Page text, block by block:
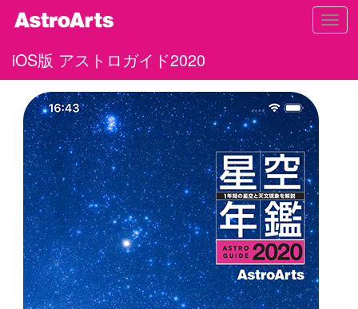
iOS版 アストロガイド2020